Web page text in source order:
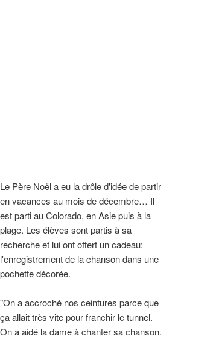
Le Père Noël a eu la drôle d'idée de partir
en vacances au mois de décembre… Il
est parti au Colorado, en Asie puis à la
plage. Les élèves sont partis à sa
recherche et lui ont offert un cadeau:
l'enregistrement de la chanson dans une
pochette décorée.
"On a accroché nos ceintures parce que
ça allait très vite pour franchir le tunnel.
On a aidé la dame à chanter sa chanson.